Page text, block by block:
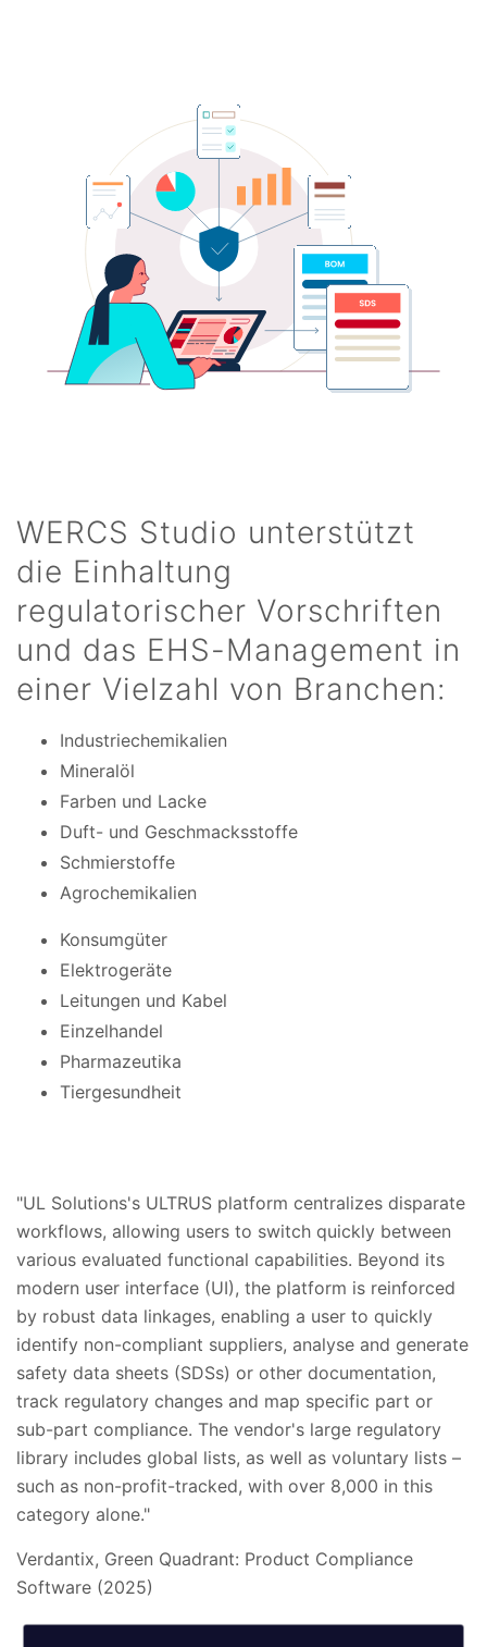
WERCS Studio unterstützt
die Einhaltung
regulatorischer Vorschriften
und das EHS-Management in
einer Vielzahl von Branchen:
Industriechemikalien
Mineralöl
Farben und Lacke
Duft- und Geschmacksstoffe
Schmierstoffe
Agrochemikalien
Konsumgüter
Elektrogeräte
Leitungen und Kabel
Einzelhandel
Pharmazeutika
Tiergesundheit
"UL Solutions's ULTRUS platform centralizes disparate
workflows, allowing users to switch quickly between
various evaluated functional capabilities. Beyond its
modern user interface (UI), the platform is reinforced
by robust data linkages, enabling a user to quickly
identify non-compliant suppliers, analyse and generate
safety data sheets (SDSs) or other documentation,
track regulatory changes and map specific part or
sub-part compliance. The vendor's large regulatory
library includes global lists, as well as voluntary lists –
such as non-profit-tracked, with over 8,000 in this
category alone."
Verdantix, Green Quadrant: Product Compliance
Software (2025)